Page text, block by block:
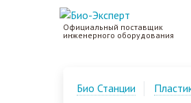
Официальный поставщик
инженерного оборудования
Био Станции